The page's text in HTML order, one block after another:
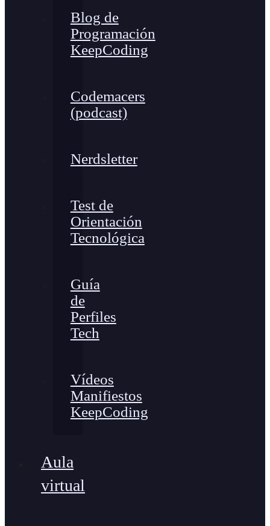
Blog de
Programación
KeepCoding
Codemacers
(podcast)
Nerdsletter
Test de
Orientación
Tecnológica
Guía
de
Perfiles
Tech
Vídeos
Manifiestos
KeepCoding
Aula
virtual